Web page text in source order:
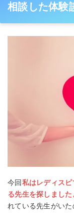
相談した体験
今回私はレディス
る先生を探しました
れている先生がいた